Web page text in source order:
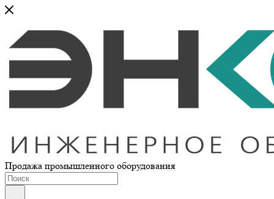
Продажа промышленного оборудования